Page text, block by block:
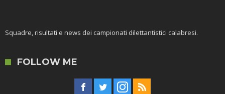
Squadre, risultati e news dei campionati dilettantistici calabresi.
FOLLOW ME